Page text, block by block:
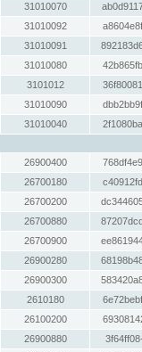
31010070
31010092
31010091
31010080
3101012
31010090
31010040
26900400
26700180
26700200
26700880
26700900
26900280
26900300
2610180
26100200
26900880